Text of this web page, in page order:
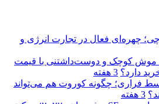
چهره‌ای فعال در تجارت انرژی و
توپولینو ۲۰۲۶؛ موش کوچک و دوست‌داشتنی با قیمت
3 هفته
فراری؛ چگونه کوروت هم می‌تواند
3 هفته